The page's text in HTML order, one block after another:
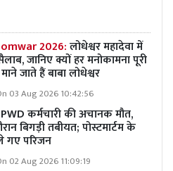
2026:लोधेश्वर महादेवा में
जानिए क्यों हर मनोकामना पूरी
जाते हैं बाबा लोधेश्वर
03 Aug 2026 10:42:56
PWD कर्मचारी की अचानक मौत,
बिगड़ी तबीयत; पोस्टमार्टम के
गए परिजन
02 Aug 2026 11:09:19